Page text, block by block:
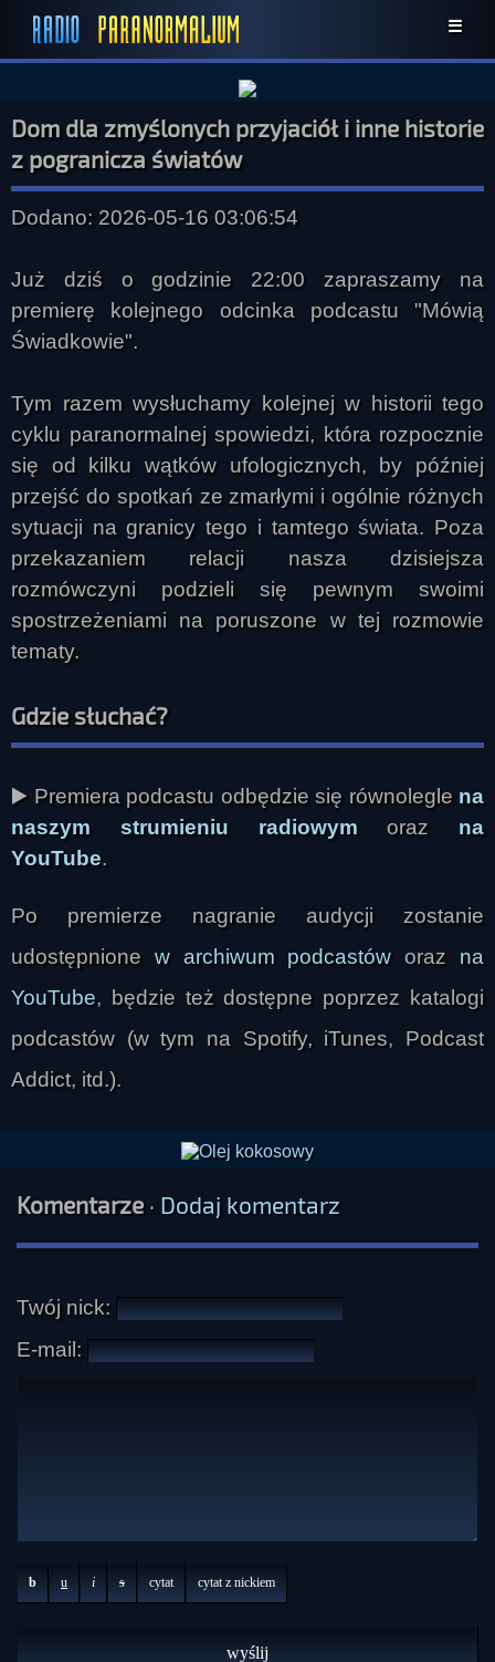
☰
Dom dla zmyślonych przyjaciół i inne historie
z pogranicza światów
Dodano: 2026-05-16 03:06:54
Już dziś o godzinie 22:00 zapraszamy na
premierę kolejnego odcinka podcastu "Mówią
Świadkowie".
Tym razem wysłuchamy kolejnej w historii tego
cyklu paranormalnej spowiedzi, która rozpocznie
się od kilku wątków ufologicznych, by później
przejść do spotkań ze zmarłymi i ogólnie różnych
sytuacji na granicy tego i tamtego świata. Poza
przekazaniem relacji nasza dzisiejsza
rozmówczyni podzieli się pewnym swoimi
spostrzeżeniami na poruszone w tej rozmowie
tematy.
Gdzie słuchać?
▶️ Premiera podcastu odbędzie się równolegle na
naszym strumieniu radiowymoraz na
YouTube.
Po premierze nagranie audycji zostanie
udostępnione w archiwum podcastów oraz na
YouTube, będzie też dostępne poprzez katalogi
podcastów (w tym na Spotify, iTunes, Podcast
Addict, itd.).
Komentarze· Dodaj komentarz
Twój nick:
E-mail:
b u i s cytat cytat z nickiem